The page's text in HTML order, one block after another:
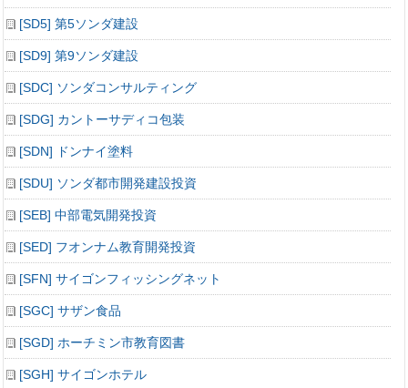
[SD5] 第5ソンダ建設
[SD9] 第9ソンダ建設
[SDC] ソンダコンサルティング
[SDG] カントーサディコ包装
[SDN] ドンナイ塗料
[SDU] ソンダ都市開発建設投資
[SEB] 中部電気開発投資
[SED] フオンナム教育開発投資
[SFN] サイゴンフィッシングネット
[SGC] サザン食品
[SGD] ホーチミン市教育図書
[SGH] サイゴンホテル